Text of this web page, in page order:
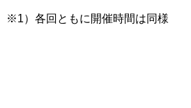
※1）各回ともに開催時間は同様